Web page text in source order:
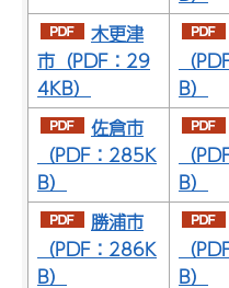
木更津
市（PDF：29
4KB）
（
B）
佐倉市
（PDF：285K
B）
（
B）
勝浦市
（PDF：286K
B）
（
B）